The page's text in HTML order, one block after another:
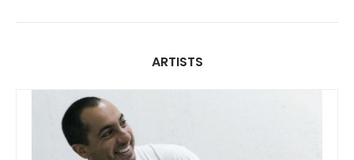
ARTISTS